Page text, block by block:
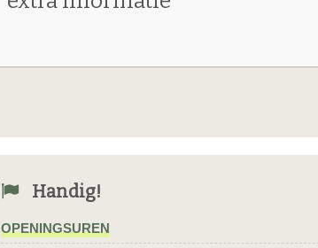
Handig!
OPENINGSUREN